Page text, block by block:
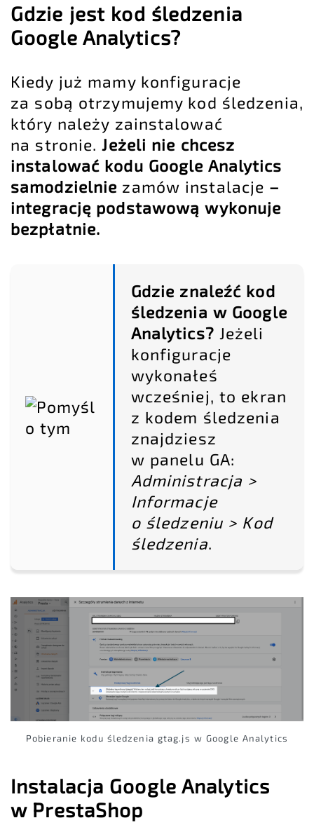
Gdzie jest kod śledzenia
Google Analytics?
Kiedy już mamy konfiguracje
za sobą otrzymujemy kod śledzenia,
który należy zainstalować
na stronie.Jeżeli nie chcesz
instalować kodu Google Analytics
samodzielnie zamów instalacje –
integrację podstawową wykonuje
bezpłatnie.
Gdzie znaleźć kod
śledzenia w Google
Analytics? Jeżeli
konfiguracje
wykonałeś
wcześniej, to ekran
z kodem śledzenia
znajdziesz
w panelu GA:
Administracja >
Informacje
o śledzeniu > Kod
śledzenia.
Pobieranie kodu śledzenia gtag.js w Google Analytics
Instalacja Google Analytics
w PrestaShop